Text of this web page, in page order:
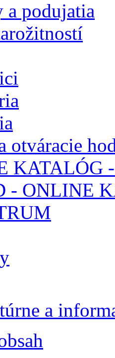
a podujatia
otváracie
KATALÓG
- ONLINE